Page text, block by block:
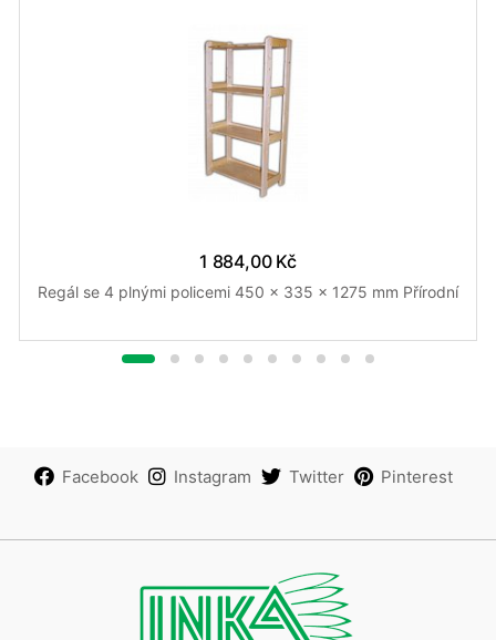
1 884,00 Kč
Regál se 4 plnými policemi 450 x 335 x 1275 mm Přírodní
Facebook Instagram Twitter Pinterest